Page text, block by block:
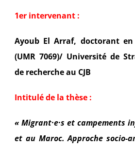
1er intervenant :
Ayoub El Arraf, doctorant en
(UMR 7069)/ Université de
de recherche au CJB
Intitulé de la thèse :
« Migrant·e·s et campements
et au Maroc. Approche socio-